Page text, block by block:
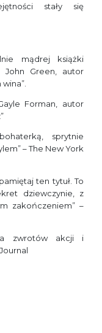
stały się
mądrej książki
John Green, autor
Forman, autor
sprytnie
– The New York
ten tytuł. To
dziewczynie, z
zakończeniem” –
zwrotów akcji i